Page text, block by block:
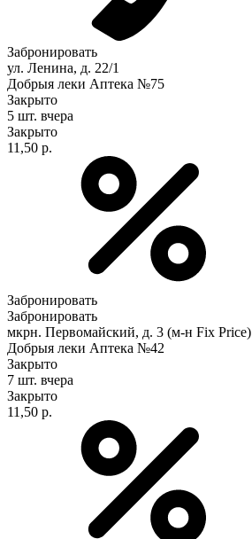
Забронировать
ул. Ленина, д. 22/1
Добрыя леки Аптека №75
Закрыто
5 шт. вчера
Закрыто
11,50 р.
Забронировать
Забронировать
мкрн. Первомайский, д. 3 (м-н Fix Рrice)
Добрыя леки Аптека №42
Закрыто
7 шт. вчера
Закрыто
11,50 р.